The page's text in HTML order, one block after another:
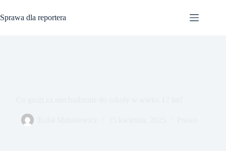
do
treści
Sprawa dla reportera